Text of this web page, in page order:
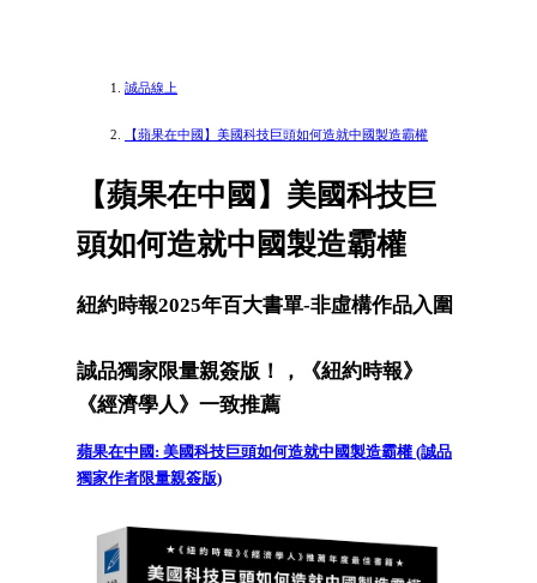
誠品線上
【蘋果在中國】美國科技巨頭如何造就中國製造霸權
【蘋果在中國】美國科技巨
頭如何造就中國製造霸權
紐約時報2025年百大書單-非虛構作品入圍
誠品獨家限量親簽版！，《紐約時報》
《經濟學人》一致推薦
蘋果在中國: 美國科技巨頭如何造就中國製造霸權 (誠品
獨家作者限量親簽版)